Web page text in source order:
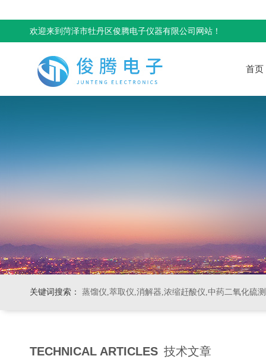
欢迎来到菏泽市牡丹区俊腾电子仪器有限公司网站！
首页
关键词搜索： 蒸馏仪,萃取仪,消解器,浓缩赶酸仪,中药二氧化硫
TECHNICAL ARTICLES 技术文章